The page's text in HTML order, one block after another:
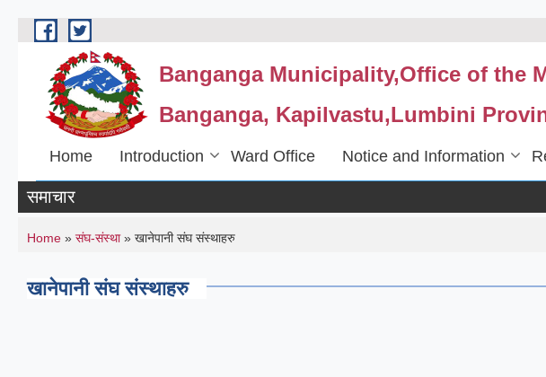
Skip to main content
Banganga Municipality,Office of the
Banganga, Kapilvastu,Lumbini
Home Introduction Ward Office Notice and Information
समाचार
You are here
Home » संघ-संस्था» खानेपानी संघ संस्थाहरु
खानेपानी संघ संस्थाहरु